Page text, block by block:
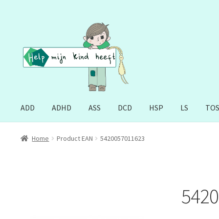
naar
navigatie
de
inhoud
ADD ADHD ASS DCD HSP LS TOS
Home Product EAN 5420057011623